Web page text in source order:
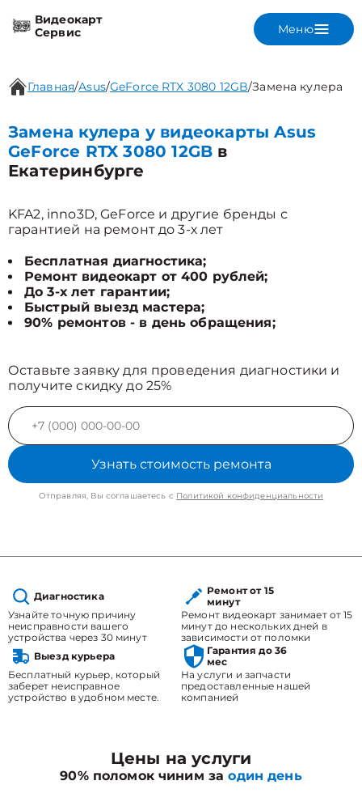
Видеокарт
Сервис
Меню
Главная/Asus/GeForce RTX 3080 12GB/Замена кулера
Замена кулера у видеокарты Asus
GeForce RTX 3080 12GB в
Екатеринбурге
KFA2, inno3D, GeForce и другие бренды с
гарантией на ремонт до 3-х лет
Бесплатная диагностика;
Ремонт видеокарт от 400 рублей;
До 3-х лет гарантии;
Быстрый выезд мастера;
90% ремонтов - в день обращения;
Оставьте заявку для проведения диагностики и
получите скидку до 25%
Узнать стоимость ремонта
Отправляя, Вы соглашаетесь с Политикой конфиденциальности
Диагностика
Узнайте точную причину
неисправности вашего
устройства через 30 минут
Ремонт от 15
минут
Ремонт видеокарт занимает от 15
минут до нескольких дней в
зависимости от поломки
Выезд курьера
Бесплатный курьер, который
заберет неисправное
устройство в удобном месте.
Гарантия до 36
мес
На услуги и запчасти
предоставленные нашей
компанией
Цены на услуги
90% поломок чиним заодин день